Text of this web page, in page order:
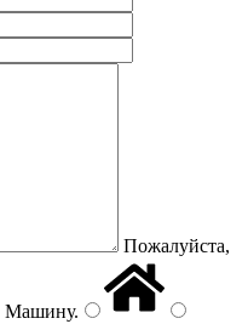
Пожалуйста,
Машину.